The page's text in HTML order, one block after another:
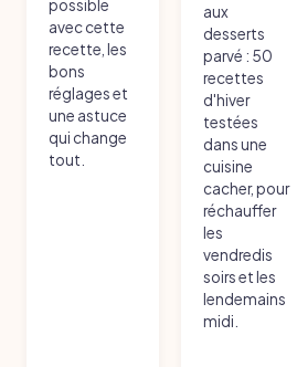
possible
avec cette
recette, les
bons
réglages et
une astuce
qui change
tout.
aux
desserts
parvé : 50
recettes
d'hiver
testées
dans une
cuisine
cacher, pour
réchauffer
les
vendredis
soirs et les
lendemains
midi.